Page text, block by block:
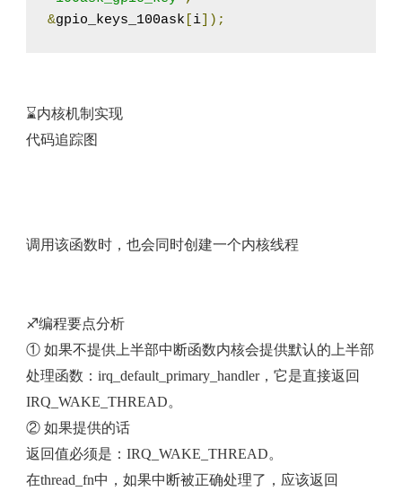
&gpio_keys_100ask i ]);
⌛内核机制实现
代码追踪图
调用该函数时，也会同时创建一个内核线程
♐编程要点分析
① 如果不提供上半部中断函数内核会提供默认的上半部
处理函数：irq_default_primary_handler，它是直接返回
IRQ_WAKE_THREAD。
② 如果提供的话
返回值必须是：IRQ_WAKE_THREAD。
在thread_fn中，如果中断被正确处理了，应该返回